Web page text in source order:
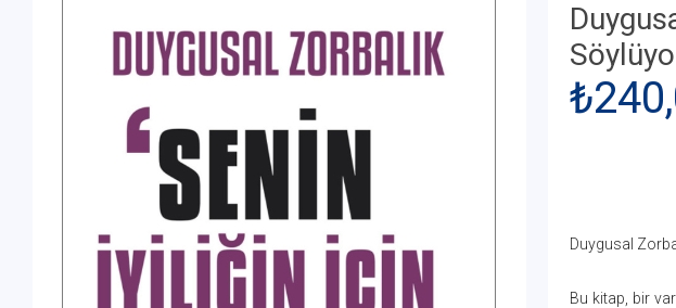
Duygusal
Bu kitap, bir